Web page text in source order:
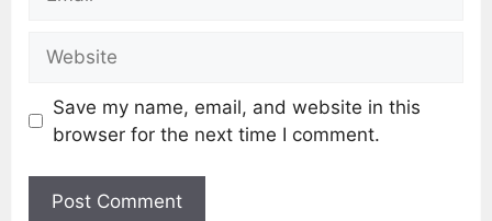
Save my name, email, and website in this
browser for the next time I comment.